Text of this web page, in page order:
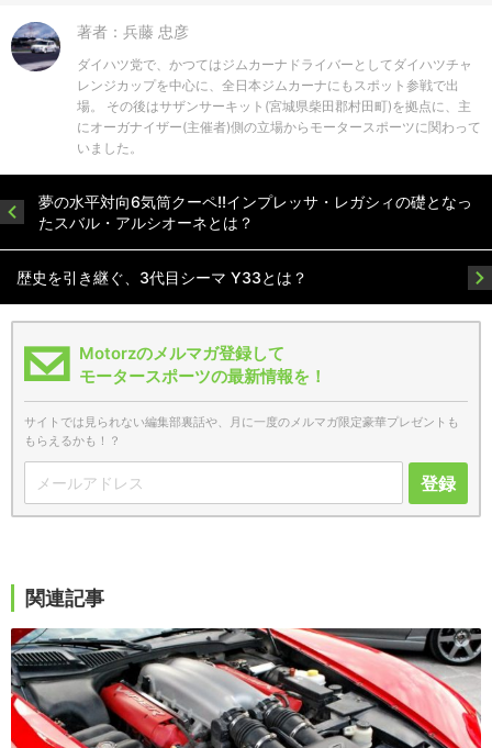
著者：兵藤 忠彦
ダイハツ党で、かつてはジムカーナドライバーとしてダイハツチャ
レンジカップを中心に、全日本ジムカーナにもスポット参戦で出
場。 その後はサザンサーキット(宮城県柴田郡村田町)を拠点に、主
にオーガナイザー(主催者)側の立場からモータースポーツに関わって
いました。
夢の水平対向6気筒クーペ!!インプレッサ・レガシィの礎となっ
たスバル・アルシオーネとは？
歴史を引き継ぐ、3代目シーマ Y33とは？
Motorzのメルマガ登録して
モータースポーツの最新情報を！
サイトでは見られない編集部裏話や、月に一度のメルマガ限定豪華プレゼントも
もらえるかも！？
登録
関連記事